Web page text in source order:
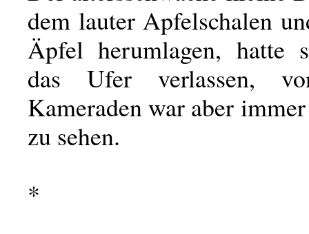
dem lauter Apfelschalen
Äpfel herumlagen, hatte
das Ufer verlassen,
Kameraden war aber
zu sehen.
*